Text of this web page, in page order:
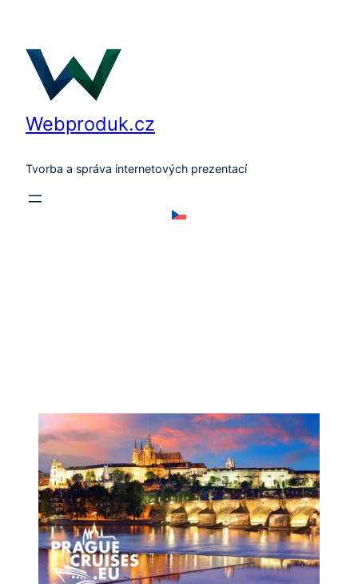
obsah
Webproduk.cz
Tvorba a správa internetových prezentací